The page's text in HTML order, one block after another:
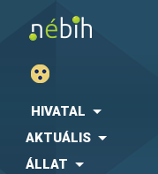
HIVATAL
AKTUÁLIS
ÁLLAT